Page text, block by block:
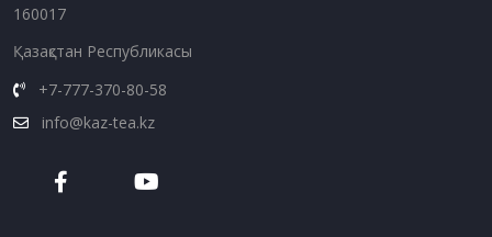
160017
Қазақстан Республикасы
+7-777-370-80-58
info@kaz-tea.kz